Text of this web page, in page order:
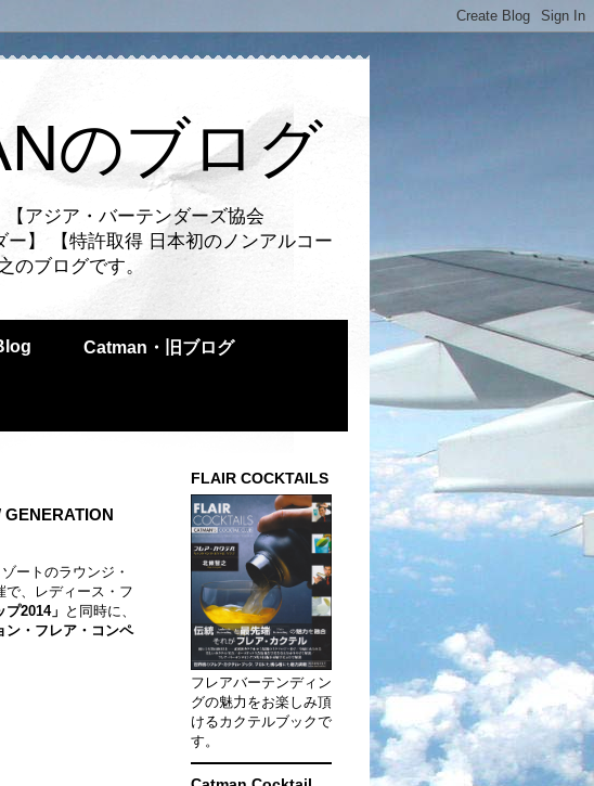
のブログ
アジア・バーテンダーズ協会
ー】 【特許取得 日本初のノンアルコー
ブログです。
Catman・旧ブログ
GENERATION
ートのラウンジ・
で、レディース・フ
2014」 と同時に、
ン・フレア・コンペ
FLAIR COCKTAILS
フレアバーテンディン
グの魅力をお楽しみ頂
けるカクテルブックで
す。